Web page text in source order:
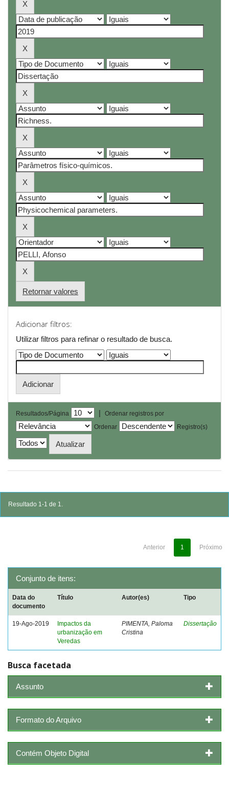
Retornar valores
Adicionar filtros:
Utilizar filtros para refinar o resultado de busca.
Resultados/Página |
Ordenar registros por
Ordenar
Registro(s)
Resultado 1-1 de 1.
Anterior 1 Próximo
Conjunto de itens:
Data do
documento
Título Autor(es) Tipo
19-Ago-2019
Impactos da
urbanização em
Veredas
PIMENTA, Paloma
Cristina
Dissertação
Busca facetada
Assunto
Formato do Arquivo
Contém Objeto Digital